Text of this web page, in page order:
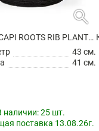
search
КАШПО CAPI ROOTS RIB PLANTER BALL BLACK
43 см.
41 см.
наличии:25 шт.
поставка 13.08.26г.